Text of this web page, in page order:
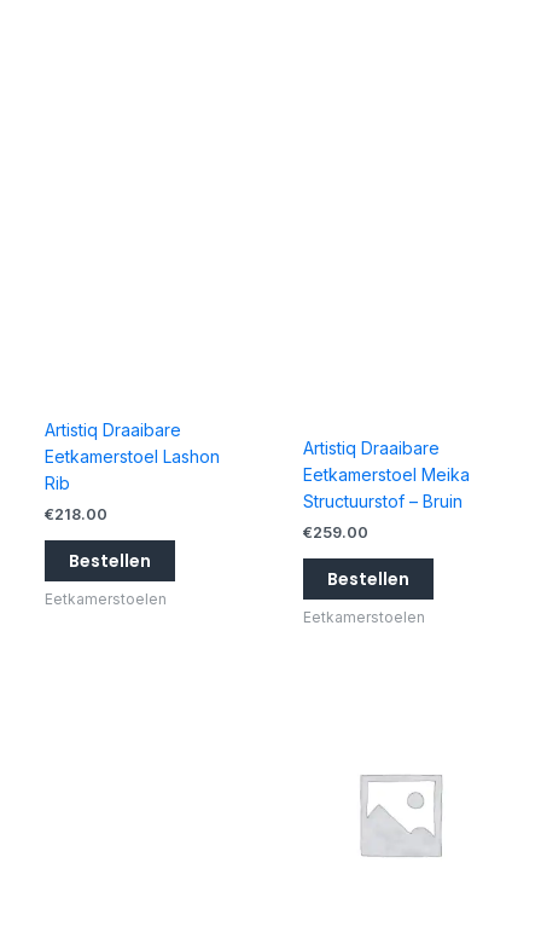
Artistiq Draaibare
Eetkamerstoel Lashon
Rib
€218.00
Bestellen
Eetkamerstoelen
Artistiq Draaibare
Eetkamerstoel Meika
Structuurstof – Bruin
€259.00
Bestellen
Eetkamerstoelen